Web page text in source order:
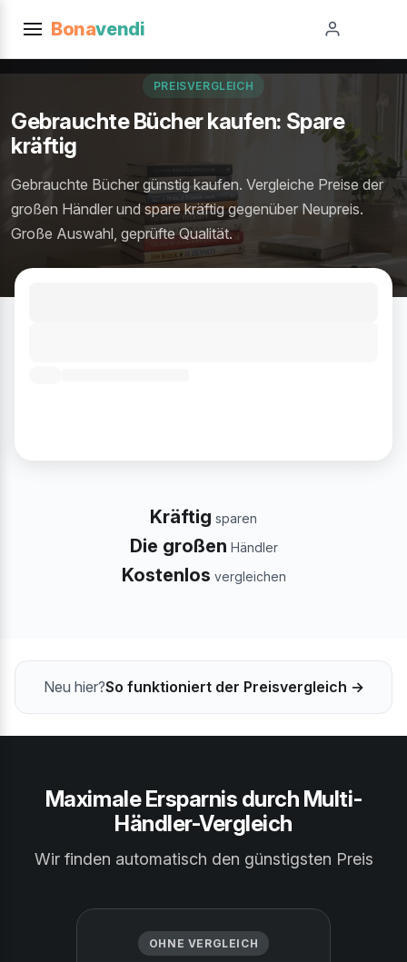
Bonavendi
PREISVERGLEICH
Gebrauchte Bücher kaufen: Spare
kräftig
Gebrauchte Bücher günstig kaufen. Vergleiche Preise der
großen Händler und spare kräftig gegenüber Neupreis.
Große Auswahl, geprüfte Qualität.
Kräftig sparen
Die großen Händler
Kostenlos vergleichen
Neu hier?So funktioniert der Preisvergleich →
Maximale Ersparnis durch Multi-
Händler-Vergleich
Wir finden automatisch den günstigsten Preis
OHNE VERGLEICH